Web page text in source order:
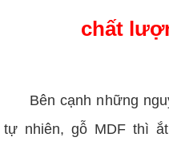
chất
Bên cạnh những
tự nhiên, gỗ MDF thì